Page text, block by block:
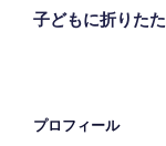
ー
の
子どもに折りた
プロフィール